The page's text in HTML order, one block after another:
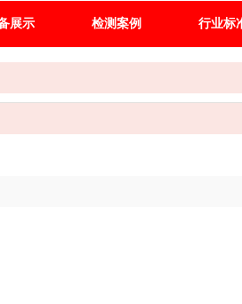
展示 检测案例 行业标